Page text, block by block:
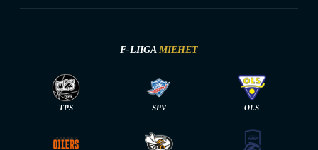
F-LIIGA MIEHET
TPS SPV OLS